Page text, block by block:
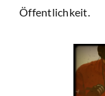
Öffentlichkeit.